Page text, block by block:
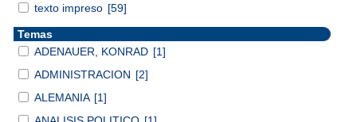
texto impreso [59]
Temas
ADENAUER, KONRAD [1]
ADMINISTRACION [2]
ALEMANIA [1]